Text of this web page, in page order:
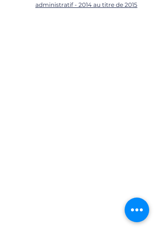
administratif - 2014 au titre de 2015